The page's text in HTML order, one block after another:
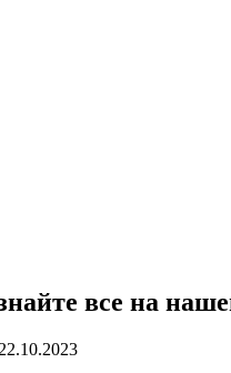
все на
22.10.2023